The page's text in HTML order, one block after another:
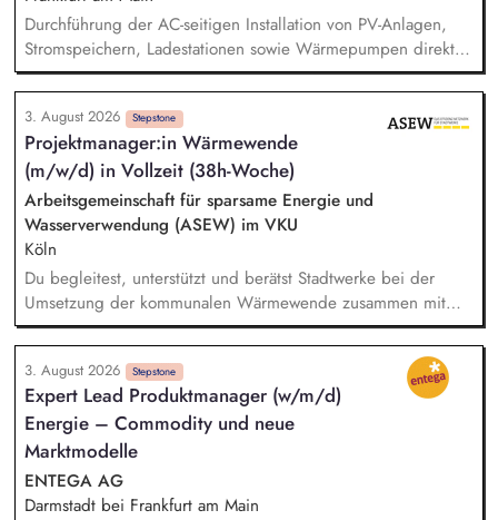
Durchführung der AC-seitigen Installation von PV-Anlagen,
Stromspeichern, Ladestationen sowie Wärmepumpen direkt
beim Kunden vor Ort. Sicherstellung der fachgerechten
Inbetriebnahme der Anlagen und aller dazugehörigen
Komponenten. Verantwortung für das Ausfüllen und
Einreichen relevanter Messprotokolle sowie
Abnahmedokumente in Abstimmung mit dem Kunden.
Fehlerbehebung, Wartung und Instandsetzung bereits
installierter Systeme, um einen reibungslosen Betrieb
sicherzustellen.
3. August 2026 Stepstone
Projektmanager:in Wärmewende
(m/w/d) in Vollzeit (38h-Woche)
Arbeitsgemeinschaft für sparsame Energie und
Wasserverwendung (ASEW) im VKU
Köln
Du begleitest, unterstützt und berätst Stadtwerke bei der
Umsetzung der kommunalen Wärmewende zusammen mit
dem Wärmeteam bei der ASEW. Im Fokus stehen
insbesondere vertriebliche Strategien für die Fernwärme, der
Aufbau erneuerbarer Wärmenetze sowie der Ausbau
bestehender Fernwärmesysteme. Du unterstützt Stadtwerke,
wie sie ihre Fernwärmeabrechnung zukunftsfähig aufstellen
können – unter Berücksichtigung von CO₂-Kosten, neuen
regulatorischen Anforderungen und einer passenden
Preisgestaltung.
3. August 2026 Stepstone
Expert Lead Produktmanager (w/m/d)
Energie – Commodity und neue
Marktmodelle
ENTEGA AG
Darmstadt bei Frankfurt am Main